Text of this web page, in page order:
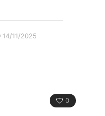
14/11/2025
0